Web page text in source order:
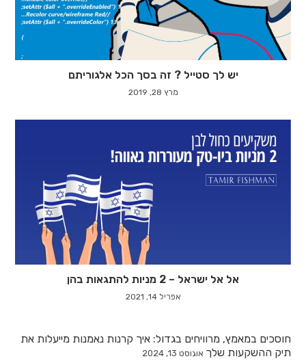
יש לך סטייל ? זה בסך הכל אלגוריתם
מרץ 28, 2019
אל אל ישראל – 2 מניות להתגאות בהן
אפריל 14, 2021
חוסכים במאמץ, מרוויחים בגדול: איך קרנות נאמנות מייעלות את
תיק ההשקעות שלך אוגוסט 13, 2024